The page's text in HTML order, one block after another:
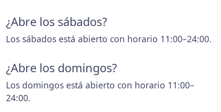
¿Abre los sábados?
Los sábados está abierto con horario 11:00–24:00.
¿Abre los domingos?
Los domingos está abierto con horario 11:00–
24:00.